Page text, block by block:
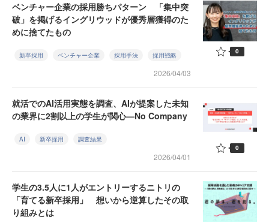
ベンチャー企業の採用勝ちパターン 「集中突
破」を掲げるイングリウッドが優秀層獲得のた
めに捨てたもの
新卒採用 ベンチャー企業 採用手法 採用戦略
2026/04/03
0
就活でのAI活用実態を調査、AIが提案した未知
の業界に2割以上の学生が関心—No Company
AI 新卒採用 調査結果
2026/04/01
0
学生の3.5人に1人がエントリーするニトリの
「育てる新卒採用」 想いから逆算したその取
り組みとは